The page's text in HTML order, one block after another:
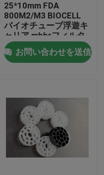
25*10mm FDA
800M2/M3 BIOCELL
バイオチューブ浮遊キ
ャリア mbbrフィルタ
ー
お問い合わせを送信